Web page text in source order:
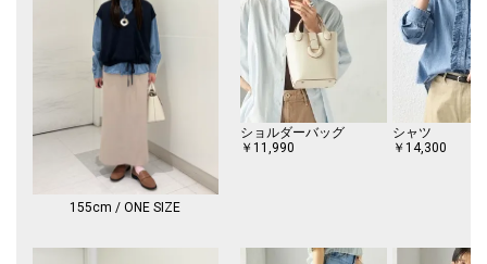
※汗や雨等の水分や摩擦により他の衣類に色移りする場合がありますの
で、淡色衣類との組み合わせはご注意ください。
※撮影環境により商品の色味が異なって見える場合がございます。商品の
お色味は、物撮り画像をご参考にしてください。
※末永く愛用頂く為に、アテンションタグを必ずご確認の上、着用又はお
※画像の商品はサンプルです。
実際の商品と仕様、加工、サイズが若干異なる場合がございます。
155cm / ONE SIZE
ショルダーバッグ
￥11,990
シャツ
￥14,300